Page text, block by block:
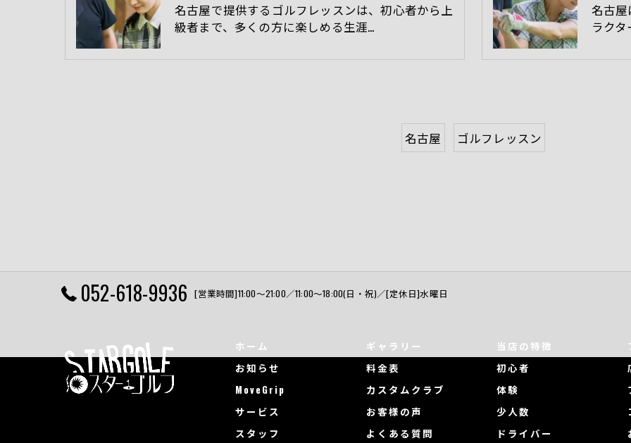
名古屋で提供するゴルフレッスンは、初心者から上
級者まで、多くの方に楽しめる生涯…
名古
ラク
名古屋 ゴルフレッスン
052-618-9936 [営業時間]11:00〜21:00／11:00～18:00(日・祝)／[定休日]水曜日
ホーム
お知らせ
MoveGrip
サービス
スタッフ
ギャラリー
料金表
カスタムクラブ
お客様の声
よくある質問
当店の特徴
初心者
体験
少人数
ドライバー